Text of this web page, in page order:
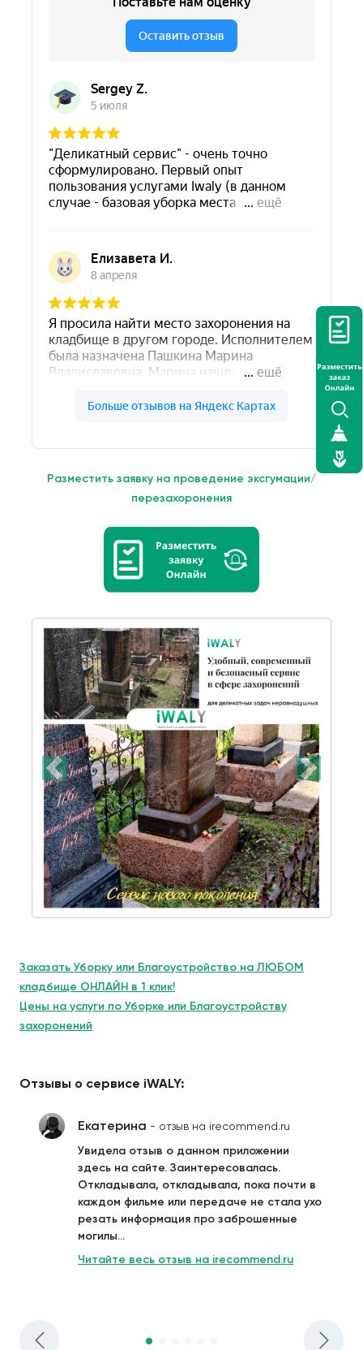
Разместить заявку на проведение эксгумации/
перезахоронения
Заказать Уборку или Благоустройство на ЛЮБОМ
кладбище ОНЛАЙН в 1 клик!
Цены на услуги по Уборке или Благоустройству
захоронений
Отзывы о сервисе iWALY:
Екатерина - отзыв на irecommend.ru
Увидела отзыв о данном приложении
здесь на сайте. Заинтересовалась.
Откладывала, откладывала, пока почти в
каждом фильме или передаче не стала ухо
резать информация про заброшенные
могилы...
Читайте весь отзыв на irecommend.ru